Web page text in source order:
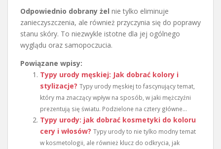
Odpowiednio dobrany żel nie tylko eliminuje
zanieczyszczenia, ale również przyczynia się do poprawy
stanu skóry. To niezwykle istotne dla jej ogólnego
wyglądu oraz samopoczucia.
Powiązane wpisy:
Typy urody męskiej: Jak dobrać kolory i
stylizacje? Typy urody męskiej to fascynujący temat,
który ma znaczący wpływ na sposób, w jaki mężczyźni
prezentują się światu. Podzielone na cztery główne...
Typy urody: jak dobrać kosmetyki do koloru
cery i włosów? Typy urody to nie tylko modny temat
w kosmetologii, ale również klucz do odkrycia, jak